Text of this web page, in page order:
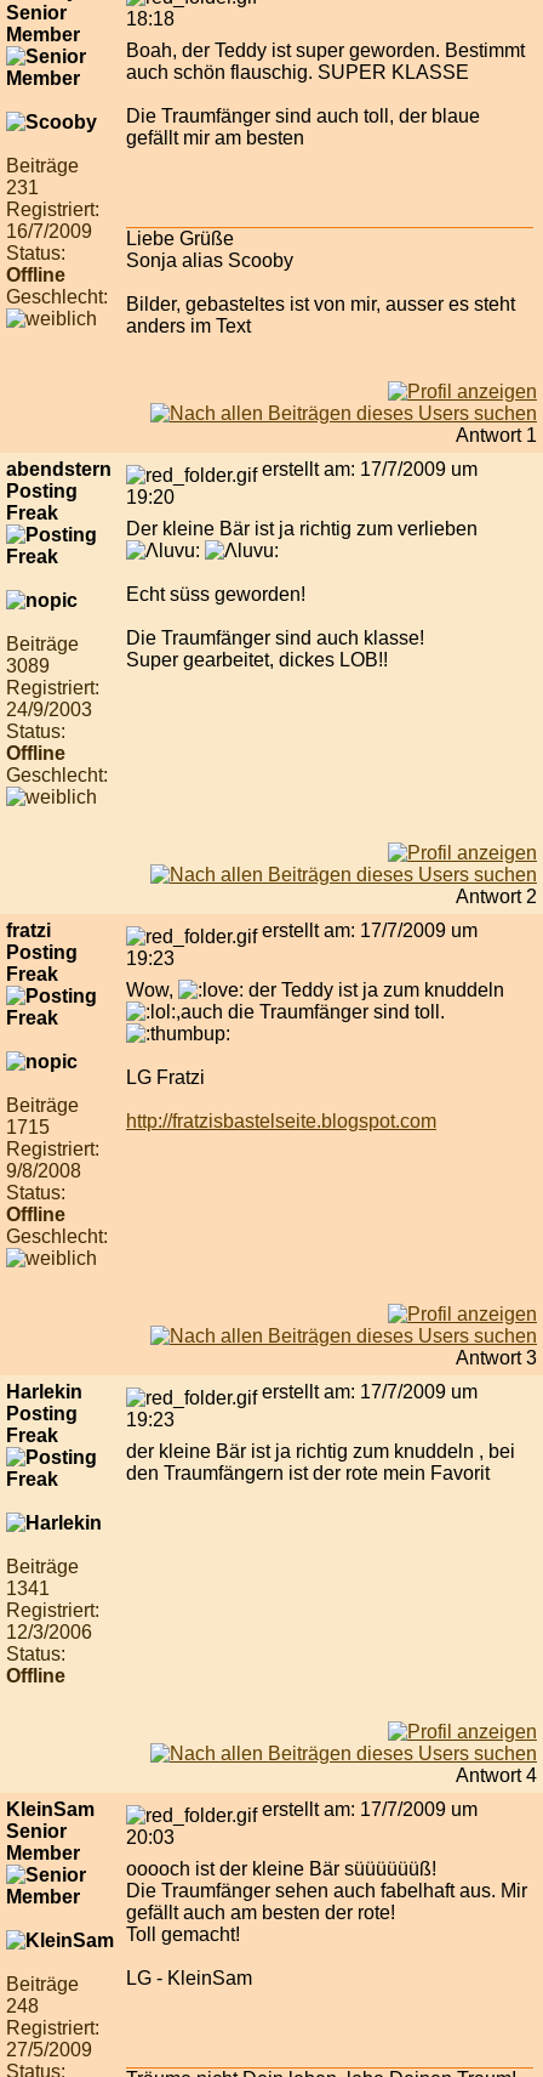
Senior
Member
Beiträge
231
Registriert:
16/7/2009
Status:
Offline
Geschlecht:
18:18
Boah, der Teddy ist super geworden. Bestimmt
auch schön flauschig. SUPER KLASSE
Die Traumfänger sind auch toll, der blaue
gefällt mir am besten
Liebe Grüße
Sonja alias Scooby
Bilder, gebasteltes ist von mir, ausser es steht
anders im Text
Antwort 1
abendstern
Posting
Freak
Beiträge
3089
Registriert:
24/9/2003
Status:
Offline
Geschlecht:
erstellt am: 17/7/2009 um
19:20
Der kleine Bär ist ja richtig zum verlieben
Echt süss geworden!
Die Traumfänger sind auch klasse!
Super gearbeitet, dickes LOB!!
Antwort 2
fratzi
Posting
Freak
Beiträge
1715
Registriert:
9/8/2008
Status:
Offline
Geschlecht:
erstellt am: 17/7/2009 um
19:23
Wow,
der Teddy ist ja zum knuddeln
,auch die Traumfänger sind toll.
LG Fratzi
http://fratzisbastelseite.blogspot.com
Antwort 3
Harlekin
Posting
Freak
Beiträge
1341
Registriert:
12/3/2006
Status:
Offline
erstellt am: 17/7/2009 um
19:23
der kleine Bär ist ja richtig zum knuddeln , bei
den Traumfängern ist der rote mein Favorit
Antwort 4
KleinSam
Senior
Member
Beiträge
248
Registriert:
27/5/2009
Status:
erstellt am: 17/7/2009 um
20:03
ooooch ist der kleine Bär süüüüüüß!
Die Traumfänger sehen auch fabelhaft aus. Mir
gefällt auch am besten der rote!
Toll gemacht!
LG - KleinSam